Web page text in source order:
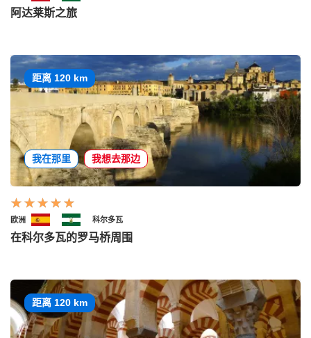
阿达莱斯之旅
距离 120 km
我在那里 我想去那边
欧洲 科尔多瓦
在科尔多瓦的罗马桥周围
距离 120 km